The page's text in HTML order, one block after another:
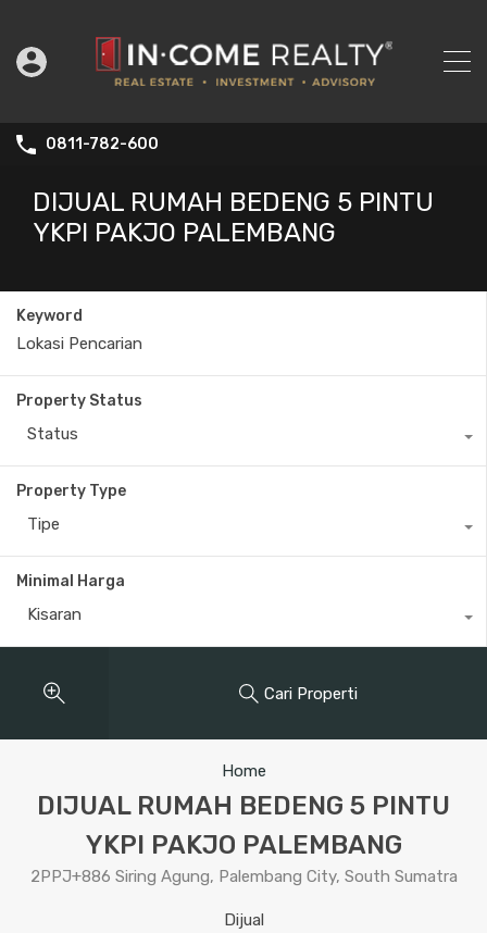
0811-782-600
DIJUAL RUMAH BEDENG 5 PINTU
YKPI PAKJO PALEMBANG
Keyword
Property Status
Status
Property Type
Tipe
Minimal Harga
Kisaran
Cari Properti
Home
DIJUAL RUMAH BEDENG 5 PINTU
YKPI PAKJO PALEMBANG
2PPJ+886 Siring Agung, Palembang City, South Sumatra
Dijual